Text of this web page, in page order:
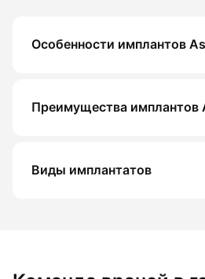
Особенности имплантов
Преимущества имплантов
Виды имплантатов